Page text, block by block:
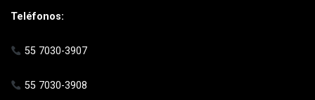
Teléfonos:
55 7030-3907
55 7030-3908